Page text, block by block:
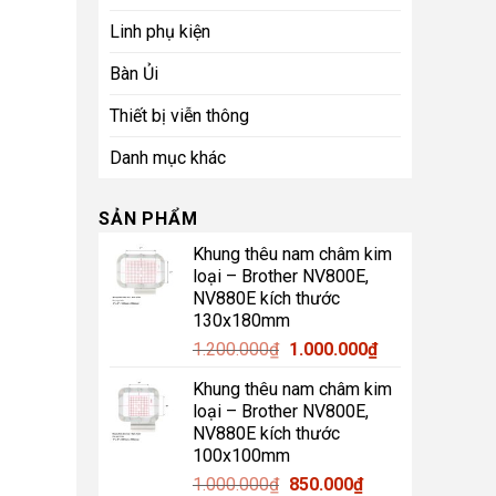
Linh phụ kiện
Bàn Ủi
Thiết bị viễn thông
Danh mục khác
SẢN PHẨM
Khung thêu nam châm kim
loại – Brother NV800E,
NV880E kích thước
130x180mm
1.200.000₫ Giá
là:
1.200.000₫.
1.000.000₫Giá
tại
Khung thêu nam châm kim
loại – Brother NV800E,
NV880E kích thước
100x100mm
1.000.000₫ Giá
850.000₫Giá